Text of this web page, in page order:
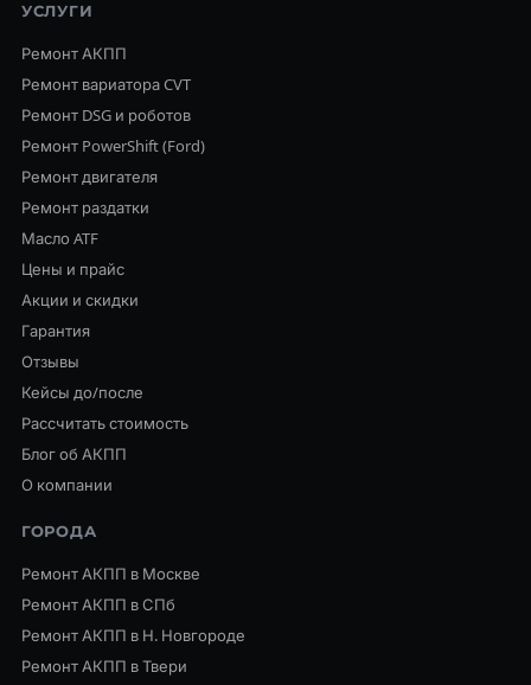
УСЛУГИ
Ремонт АКПП
Ремонт вариатора CVT
Ремонт DSG и роботов
Ремонт PowerShift (Ford)
Ремонт двигателя
Ремонт раздатки
Масло ATF
Цены и прайс
Акции и скидки
Гарантия
Отзывы
Кейсы до/после
Рассчитать стоимость
Блог об АКПП
О компании
ГОРОДА
Ремонт АКПП в Москве
Ремонт АКПП в СПб
Ремонт АКПП в Н. Новгороде
Ремонт АКПП в Твери